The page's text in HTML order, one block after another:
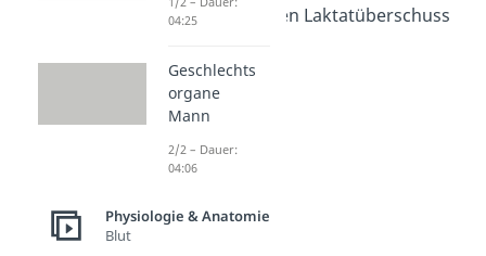
Anzeichen für einen Laktatüberschuss
04:25
Geschlechts
organe
Mann
2/2 – Dauer:
04:06
Physiologie & Anatomie
Blut